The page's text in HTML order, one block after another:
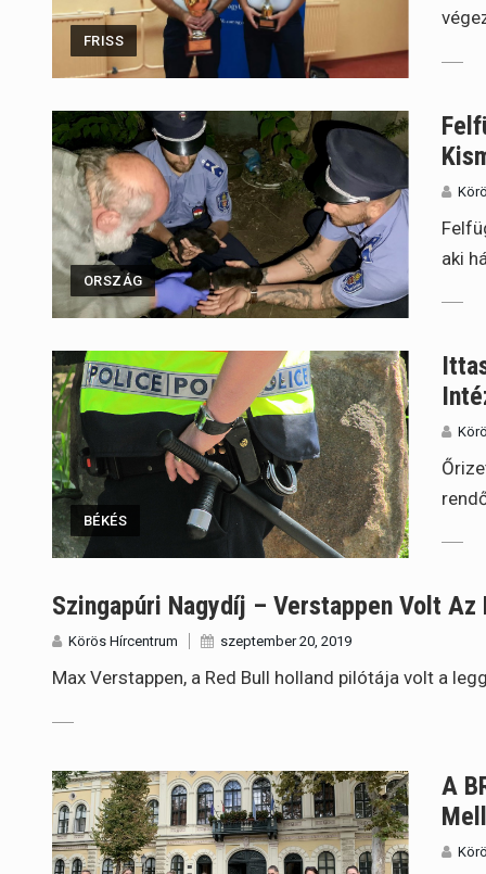
FRISS
ORSZÁG
aki
BÉKÉS
Szingapúri Nagydíj – Verstappen Volt
Körös Hírcentrum szeptember 20, 2019
Max Verstappen, a Red Bull holland pilótája volt a
A